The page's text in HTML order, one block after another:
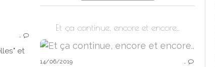
NATURE
…
et
Et ça continue, encore et encore..
14/06/2019 …